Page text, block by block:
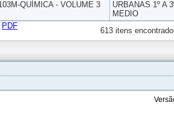
QUÍMICA - VOLUME 3
URBANAS 1º A
MEDIO
613 itens
PDF